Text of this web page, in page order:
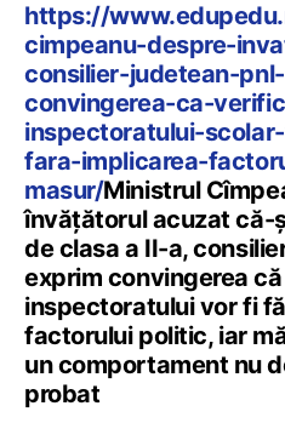
https://
cimpeanu-despre-
consilier-judetean-
convingerea-ca-
inspectoratului-
fara-implicarea-
masur/Ministrul
învățătorul acuzat că-
de clasa a II-a,
exprim convingerea
inspectoratului vor fi
factorului politic, iar
un comportament nu
probat